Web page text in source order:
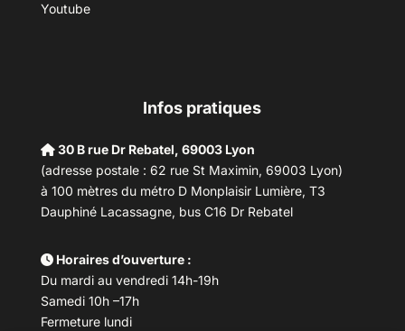
Youtube
Infos pratiques
30 B rue Dr Rebatel, 69003 Lyon
(adresse postale : 62 rue St Maximin, 69003 Lyon)
à 100 mètres du métro D Monplaisir Lumière, T3
Dauphiné Lacassagne, bus C16 Dr Rebatel
Horaires d’ouverture :
Du mardi au vendredi 14h-19h
Samedi 10h –17h
Fermeture lundi